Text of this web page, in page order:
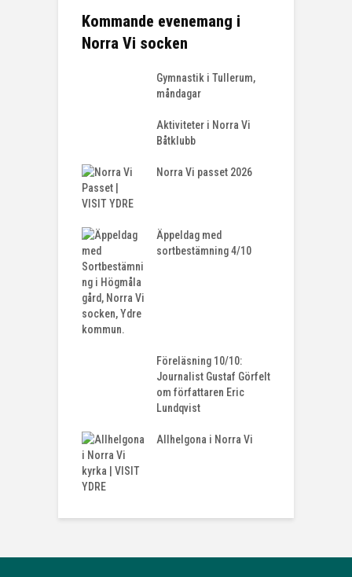
Kommande evenemang i
Norra Vi socken
Gymnastik i Tullerum,
måndagar
Aktiviteter i Norra Vi
Båtklubb
Norra Vi passet 2026
Äppeldag med
sortbestämning 4/10
Föreläsning 10/10:
Journalist Gustaf Görfelt
om författaren Eric
Lundqvist
Allhelgona i Norra Vi